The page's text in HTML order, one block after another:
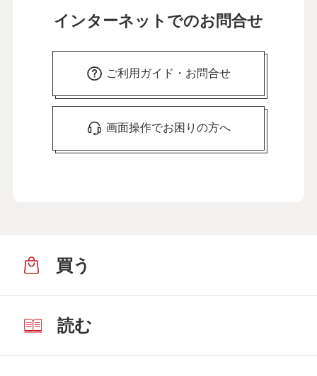
インターネットでのお問合せ
ご利用ガイド・お問合せ
画面操作でお困りの方へ
買う
読む